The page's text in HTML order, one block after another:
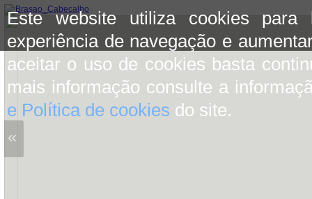
Este website utiliza cookies para
experiência de navegação e
aceitar o uso de cookies basta
mais informação consulte a
e Política de cookies do site.
«